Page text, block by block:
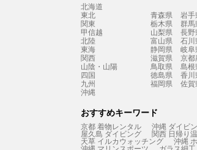
北海道
東北
青森県 岩手
関東
栃木県 群馬
甲信越
山梨県 長野
北陸
富山県 石川
東海
静岡県 岐阜
関西
滋賀県 京都
山陰・山陽
鳥取県 島根
四国
徳島県 香川
九州
福岡県 佐賀
沖縄
おすすめキーワード
京都 着物レンタル 沖縄 ダイビ
屋久島 ダイビング 関西 日帰り
天草 イルカウォッチング 沖縄
沖縄 マリンスポーツ ガラス細